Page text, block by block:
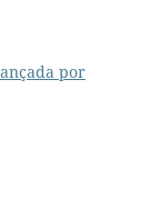
por